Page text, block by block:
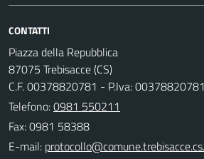
CONTATTI
Piazza della Repubblica
87075 Trebisacce (CS)
C.F. 00378820781 - P.Iva: 00378820781
Telefono:0981 550211
Fax: 0981 58388
E-mail: